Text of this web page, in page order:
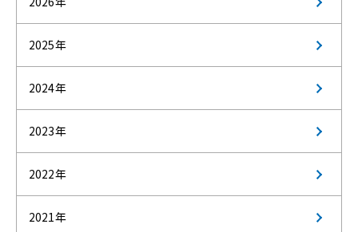
2025年
2024年
2023年
2022年
2021年